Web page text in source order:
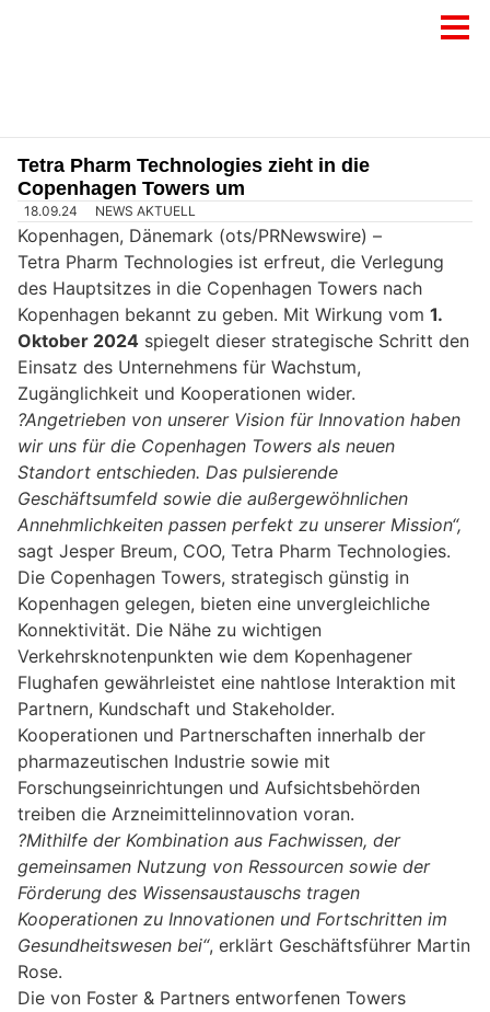
Tetra Pharm Technologies zieht in die
Copenhagen Towers um
18.09.24 NEWS AKTUELL
Kopenhagen, Dänemark (ots/PRNewswire) –
Tetra Pharm Technologies ist erfreut, die Verlegung
des Hauptsitzes in die Copenhagen Towers nach
Kopenhagen bekannt zu geben. Mit Wirkung vom 1.
Oktober 2024 spiegelt dieser strategische Schritt den
Einsatz des Unternehmens für Wachstum,
Zugänglichkeit und Kooperationen wider.
?Angetrieben von unserer Vision für Innovation haben
wir uns für die Copenhagen Towers als neuen
Standort entschieden. Das pulsierende
Geschäftsumfeld sowie die außergewöhnlichen
Annehmlichkeiten passen perfekt zu unserer Mission“,
sagt Jesper Breum, COO, Tetra Pharm Technologies.
Die Copenhagen Towers, strategisch günstig in
Kopenhagen gelegen, bieten eine unvergleichliche
Konnektivität. Die Nähe zu wichtigen
Verkehrsknotenpunkten wie dem Kopenhagener
Flughafen gewährleistet eine nahtlose Interaktion mit
Partnern, Kundschaft und Stakeholder.
Kooperationen und Partnerschaften innerhalb der
pharmazeutischen Industrie sowie mit
Forschungseinrichtungen und Aufsichtsbehörden
treiben die Arzneimittelinnovation voran.
?Mithilfe der Kombination aus Fachwissen, der
gemeinsamen Nutzung von Ressourcen sowie der
Förderung des Wissensaustauschs tragen
Kooperationen zu Innovationen und Fortschritten im
Gesundheitswesen bei“, erklärt Geschäftsführer Martin
Rose.
Die von Foster & Partners entworfenen Towers